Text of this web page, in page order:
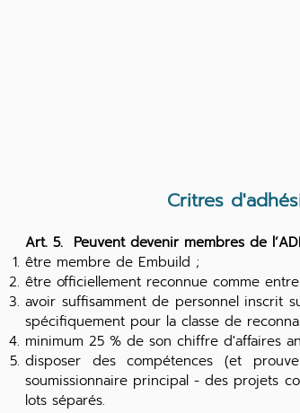
Critres
Art. 5. Peuvent devenir membres de
être membre de Embuild ;
être officiellement reconnue comme
avoir suffisamment de personnel inscrit
spécifiquement pour la classe de
minimum 25 % de son chiffre d'affaires
disposer des compétences (et
soumissionnaire principal - des projets
lots séparés.